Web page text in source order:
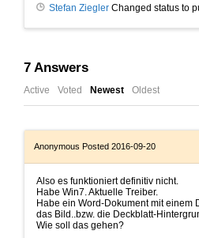
Stefan Ziegler Changed status to
7 Answers
Active Voted Newest Oldest
Anonymous Posted 2016-09-20
Also es funktioniert definitiv nicht.
Habe Win7. Aktuelle Treiber.
Habe ein Word-Dokument mit einem
das Bild..bzw. die Deckblatt-
Wie soll das gehen?